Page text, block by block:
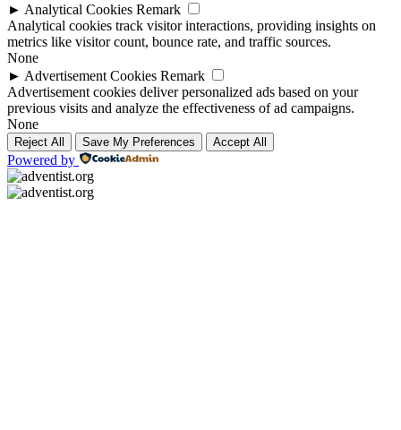
► Analytical Cookies Remark
Analytical cookies track visitor interactions, providing insights on
metrics like visitor count, bounce rate, and traffic sources.
None
► Advertisement Cookies Remark
Advertisement cookies deliver personalized ads based on your
previous visits and analyze the effectiveness of ad campaigns.
None
Reject All Save My Preferences Accept All
Powered by